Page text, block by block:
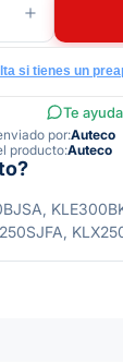
si tienes un
Te
por:Auteco
producto:Auteco